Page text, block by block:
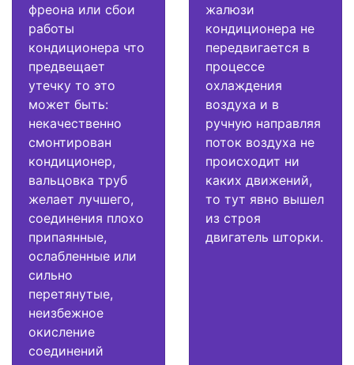
фреона или сбои
работы
кондиционера что
предвещает
утечку то это
может быть:
некачественно
смонтирован
кондиционер,
вальцовка труб
желает лучшего,
соединения плохо
припаянные,
ослабленные или
сильно
перетянутые,
неизбежное
окисление
соединений
жалюзи
кондиционера не
передвигается в
процессе
охлаждения
воздуха и в
ручную направляя
поток воздуха не
происходит ни
каких движений,
то тут явно вышел
из строя
двигатель шторки.